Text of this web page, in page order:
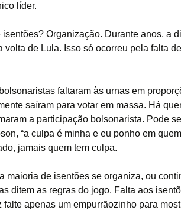
líder.
Organização. Durante anos, a
de Lula. Isso só ocorreu pela falta de
faltaram às urnas em
saíram para votar em massa. Há
a participação bolsonarista. Pode
“a culpa é minha e eu ponho em quem
jamais quem tem culpa.
maioria de isentões se organiza, ou
ditem as regras do jogo. Falta aos
apenas um empurrãozinho para